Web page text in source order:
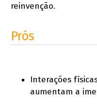
reinvenção.
Prós
Interações
aumentam a